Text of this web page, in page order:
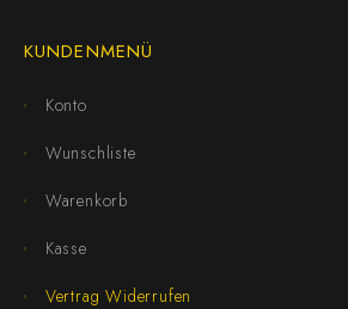
KUNDENMENÜ
Konto
Wunschliste
Warenkorb
Kasse
Vertrag Widerrufen